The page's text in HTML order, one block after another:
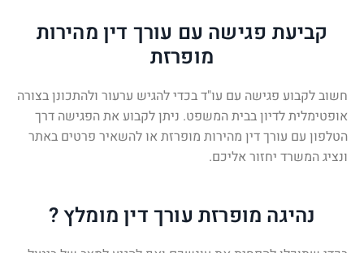
קביעת פגישה עם עורך דין מהירות
מופרזת
חשוב לקבוע פגישה עם עו"ד בכדי להגיש ערעור ולהתכונן בצורה
אופטימלית לדיון בבית המשפט. ניתן לקבוע את הפגישה דרך
הטלפון עם עורך דין מהירות מופרזת או להשאיר פרטים באתר
ונציג המשרד יחזור אליכם.
נהיגה מופרזת עורך דין מומלץ ?